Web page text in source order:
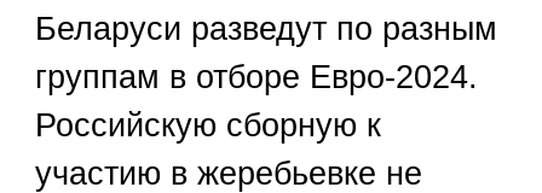
Беларуси разведут по разным
группам в отборе Евро-2024.
Российскую сборную к
участию в жеребьевке не